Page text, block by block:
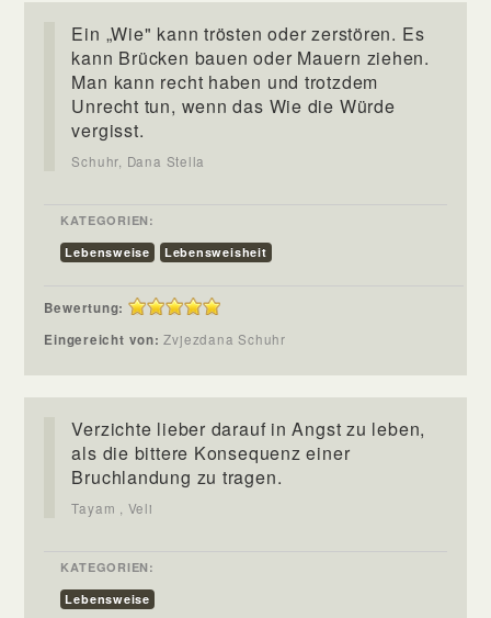
Ein „Wie" kann trösten oder zerstören. Es
kann Brücken bauen oder Mauern ziehen.
Man kann recht haben und trotzdem
Unrecht tun, wenn das Wie die Würde
vergisst.
Schuhr, Dana Stella
KATEGORIEN:
Lebensweise
Lebensweisheit
Bewertung:
Eingereicht von:Zvjezdana Schuhr
Verzichte lieber darauf in Angst zu leben,
als die bittere Konsequenz einer
Bruchlandung zu tragen.
Tayam , Veli
KATEGORIEN:
Lebensweise